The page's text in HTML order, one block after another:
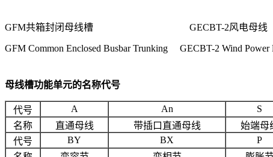
GFM共箱封闭母线槽 GECBT-2风电母线
GFM Common Enclosed Busbar Trunking GECBT-2 Wind Power
母线槽功能单元的名称代号
代号 A An S
名称
直通母线 带插口直通母线 始端母
代号
BY BX P